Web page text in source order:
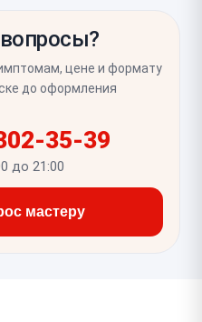
самопроизвольных
после залития,
стабильность работы
чтобы
влаги.
цене и формату
до оформления
35-39
до 21:00
мастеру